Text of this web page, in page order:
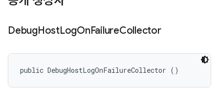
DebugHostLogOnFailureCollector
public DebugHostLogOnFailureCollector ()